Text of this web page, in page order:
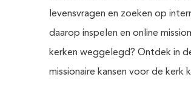
levensvragen en zoeken op
daarop inspelen en online
kerken weggelegd? Ontdek in
missionaire kansen voor de kerk